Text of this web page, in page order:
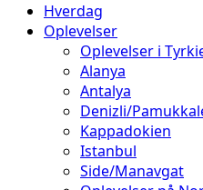
Hverdag
Oplevelser
Oplevelser i
Alanya
Antalya
Denizli/
Kappadokien
Istanbul
Side/Manavgat